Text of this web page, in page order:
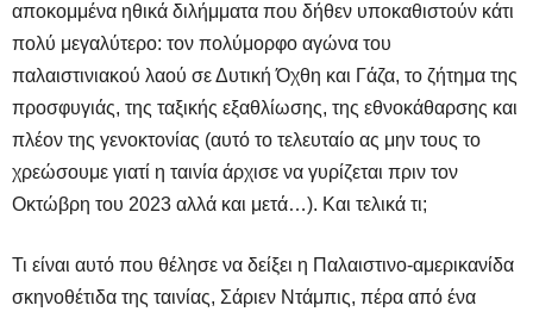
αποκομμένα ηθικά διλήμματα που δήθεν υποκαθιστούν κάτι
πολύ μεγαλύτερο: τον πολύμορφο αγώνα του
παλαιστινιακού λαού σε Δυτική Όχθη και Γάζα, το ζήτημα της
προσφυγιάς, της ταξικής εξαθλίωσης, της εθνοκάθαρσης και
πλέον της γενοκτονίας (αυτό το τελευταίο ας μην τους το
χρεώσουμε γιατί η ταινία άρχισε να γυρίζεται πριν τον
Οκτώβρη του 2023 αλλά και μετά…). Και τελικά τι;
Τι είναι αυτό που θέλησε να δείξει η Παλαιστινο-αμερικανίδα
σκηνοθέτιδα της ταινίας, Σάριεν Ντάμπις, πέρα από ένα